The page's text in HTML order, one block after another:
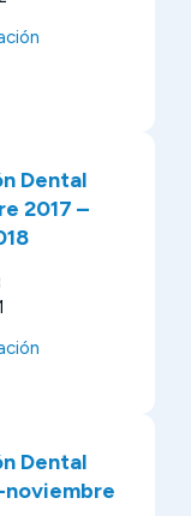
Dental
2017 –
Dental